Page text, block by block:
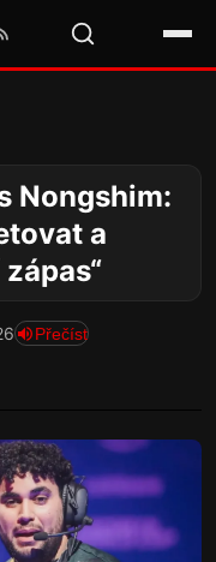
Nongshim:
a
Přečíst